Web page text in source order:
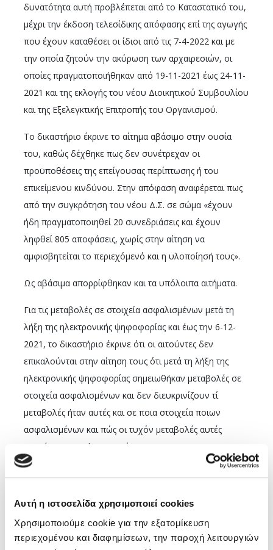
Αυτή η ιστοσελίδα χρησιμοποιεί cookies
Χρησιμοποιούμε cookie για την εξατομίκευση
περιεχομένου και διαφημίσεων, την παροχή λειτουργιών
δυνατότητα αυτή προβλέπεται από το Καταστατικό του,
μέχρι την έκδοση τελεσίδικης απόφασης επί της αγωγής
που έχουν καταθέσει οι ίδιοι από τις 7-4-2022 και με
την οποία ζητούν την ακύρωση των αρχαιρεσιών, οι
οποίες πραγματοποιήθηκαν από 19-11-2021 έως 24-11-
2021 και της εκλογής του νέου Διοικητικού Συμβουλίου
και της Εξελεγκτικής Επιτροπής του Οργανισμού.
Το δικαστήριο έκρινε το αίτημα αβάσιμο στην ουσία
του, καθώς δέχθηκε πως δεν συνέτρεχαν οι
προϋποθέσεις της επείγουσας περίπτωσης ή του
επικείμενου κινδύνου. Στην απόφαση αναφέρεται πως
από την συγκρότηση του νέου Δ.Σ. σε σώμα «έχουν
ήδη πραγματοποιηθεί 20 συνεδριάσεις και έχουν
ληφθεί 805 αποφάσεις, χωρίς στην αίτηση να
αμφισβητείται το περιεχόμενό και η υλοποίησή τους».
Ως αβάσιμα απορρίφθηκαν και τα υπόλοιπα αιτήματα.
Για τις μεταβολές σε στοιχεία ασφαλισμένων μετά τη
λήξη της ηλεκτρονικής ψηφοφορίας και έως την 6-12-
2021, το δικαστήριο έκρινε ότι οι αιτούντες δεν
επικαλούνται στην αίτηση τους ότι μετά τη λήξη της
ηλεκτρονικής ψηφοφορίας σημειωθήκαν μεταβολές σε
στοιχεία ασφαλισμένων και δεν διευκρινίζουν τί
μεταβολές ήταν αυτές και σε ποια στοιχεία ποιων
ασφαλισμένων και πώς οι τυχόν μεταβολές αυτές
επηρέασαν την ψηφοφορία.
αντιγράφου του εκλογικού καταλόγου της δια ζώσης
ψηφοφορίας, όπως παραδόθηκαν εξαρχής, στην
διορισμένη από τους οικείους δικηγορικούς συλλόγους